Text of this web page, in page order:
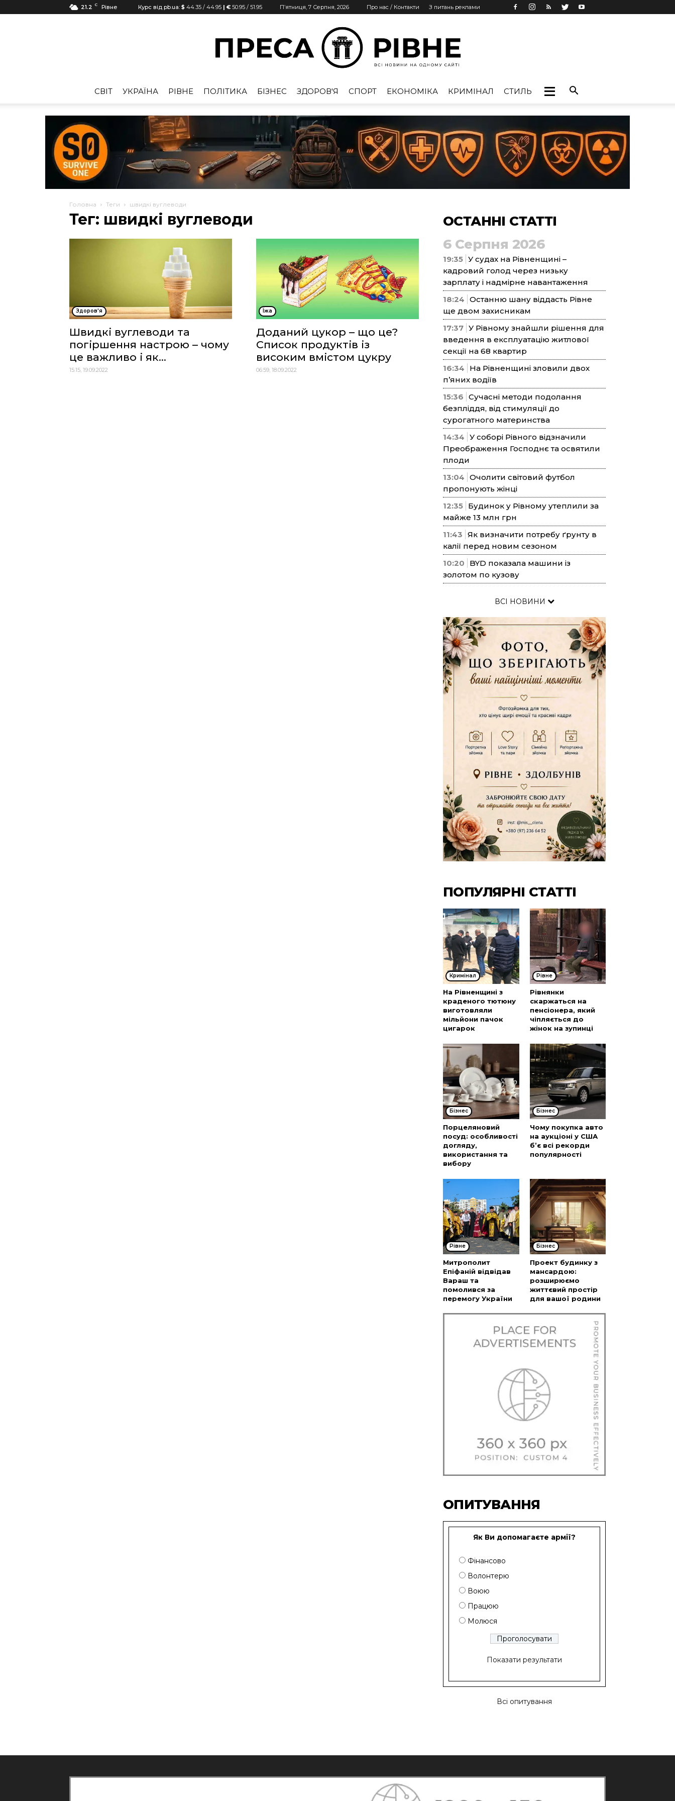
21.2 C Рівне Курс від pb.ua: $ 44.35 / 44.95 | € 50.95 / 51.95 П’ятниця, 7 Серпня, 2026 Про нас / Контакти З питань реклами
Рівне
CВІТ УКРАЇНА РІВНЕ ПОЛІТИКА БІЗНЕС ЗДОРОВ'Я СПОРТ ЕКОНОМІКА КРИМІНАЛ СТИЛЬ
Головна Теги швидкі вуглеводи
Тег: швидкі вуглеводи
Здоров'я
Швидкі вуглеводи та
погіршення настрою – чому
це важливо і як...
15:15, 19.09.2022
Їжа
Доданий цукор – що це?
Список продуктів із
високим вмістом цукру
06:59, 18.09.2022
ОСТАННІ СТАТТІ
6 Серпня 2026
19:35 У судах на Рівненщині –
кадровий голод через низьку
зарплату і надмірне навантаження
18:24 Останню шану віддасть Рівне
ще двом захисникам
17:37 У Рівному знайшли рішення для
введення в експлуатацію житлової
секції на 68 квартир
16:34
На Рівненщині зловили двох
п’яних водіїв
15:36 Сучасні методи подолання
безпліддя, від стимуляції до
сурогатного материнства
14:34 У соборі Рівного відзначили
Преображення Господнє та освятили
плоди
13:04 Очолити світовий футбол
пропонують жінці
12:35 Будинок у Рівному утеплили за
майже 13 млн грн
11:43 Як визначити потребу ґрунту в
калії перед новим сезоном
10:20
BYD показала машини із
золотом по кузову
ВСІ НОВИНИ
ПОПУЛЯРНІ СТАТТІ
Кримінал
На Рівненщині з
краденого тютюну
виготовляли
мільйони пачок
цигарок
Рівне
Рівнянки
скаржаться на
пенсіонера, який
чіпляється до
жінок на зупинці
Бізнес
Порцеляновий
посуд: особливості
догляду,
використання та
вибору
Бізнес
Чому покупка авто
на аукціоні у США
б’є всі рекорди
популярності
Рівне
Митрополит
Епіфаній відвідав
Вараш та
помолився за
перемогу України
Бізнес
Проект будинку з
мансардою:
розширюємо
життєвий простір
для вашої родини
ОПИТУВАННЯ
Як Ви допомагаєте армії?
Фінансово
Волонтерю
Воюю
Працюю
Молюся
Показати результати
Всі опитування